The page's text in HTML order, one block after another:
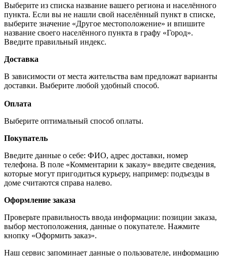
Выберите из списка название вашего региона и населённого
пункта. Если вы не нашли свой населённый пункт в списке,
выберите значение «Другое местоположение» и впишите
название своего населённого пункта в графу «Город».
Введите правильный индекс.
Доставка
В зависимости от места жительства вам предложат варианты
доставки. Выберите любой удобный способ.
Оплата
Выберите оптимальный способ оплаты.
Покупатель
Введите данные о себе: ФИО, адрес доставки, номер
телефона. В поле «Комментарии к заказу» введите сведения,
которые могут пригодиться курьеру, например: подъезды в
доме считаются справа налево.
Оформление заказа
Проверьте правильность ввода информации: позиции заказа,
выбор местоположения, данные о покупателе. Нажмите
кнопку «Оформить заказ».
Наш сервис запоминает данные о пользователе, информацию